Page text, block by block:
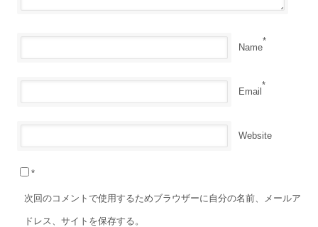
Name
*
Email
*
Website
次回のコメントで使用するためブラウザーに自分の名前、メールア
ドレス、サイトを保存する。
*